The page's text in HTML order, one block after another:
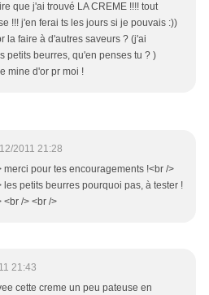
que j'ai trouvé LA CREME !!!! tout
!!! j'en ferai ts les jours si je pouvais :))
la faire à d'autres saveurs ? (j'ai
petits beurres, qu'en penses tu ? )
mine d'or pr moi !
2011 21:28
merci pour tes encouragements !<br />
les petits beurres pourquoi pas, à tester !
<br /> <br />
21:43
cette creme un peu pateuse en